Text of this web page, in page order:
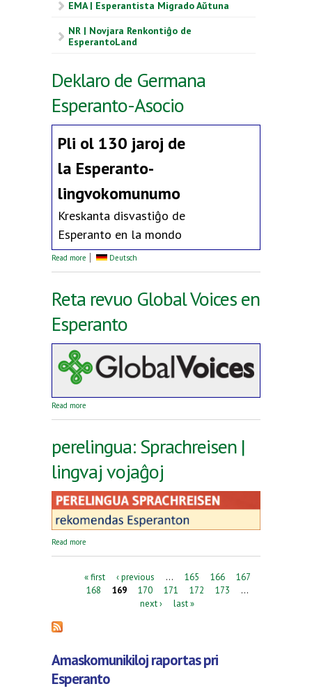
EMA | Esperantista Migrado Aŭtuna
NR | Novjara Renkontiĝo de
EsperantoLand
Deklaro de Germana
Esperanto-Asocio
Pli ol 130 jaroj de
la Esperanto-
lingvokomunumo
Kreskanta disvastiĝo de
Esperanto en la mondo
Read more about Deklaro de Germana Esperanto-Asocio
Deutsch
Reta revuo Global Voices en
Esperanto
Read more
perelingua: Sprachreisen |
lingvaj vojaĝoj
Read more
Pages« first ‹ previous … 165 166
167
168
169 170 171 172 173
…
next ›
last »
Amaskomunikiloj raportas pri
Esperanto